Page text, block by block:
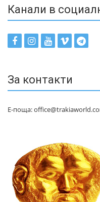
Канали в
За контакти
Е-поща: